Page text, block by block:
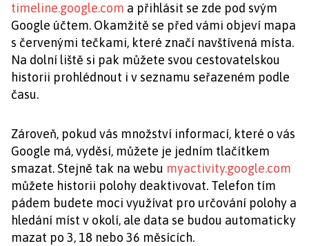
timeline.google.com a přihlásit se zde pod svým
Google účtem. Okamžitě se před vámi objeví mapa
s červenými tečkami, které značí navštívená místa.
Na dolní liště si pak můžete svou cestovatelskou
historii prohlédnout i v seznamu seřazeném podle
času.
Zároveň, pokud vás množství informací, které o vás
Google má, vyděsí, můžete je jedním tlačítkem
smazat. Stejně tak na webu myactivity.google.com
můžete historii polohy deaktivovat. Telefon tím
pádem budete moci využívat pro určování polohy a
hledání míst v okolí, ale data se budou automaticky
mazat po 3, 18 nebo 36 měsících.